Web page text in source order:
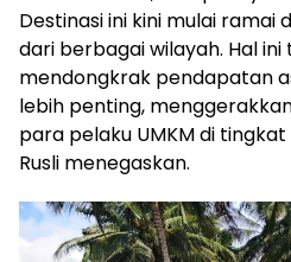
Destinasi ini kini mulai ramai
dari berbagai wilayah. Hal ini
mendongkrak pendapatan
lebih penting,
para pelaku UMKM di
Rusli menegaskan.